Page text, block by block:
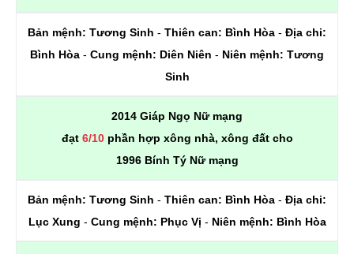
Bản mệnh: Tương Sinh - Thiên can: Bình Hòa - Địa chi:
Bình Hòa - Cung mệnh: Diên Niên - Niên mệnh: Tương
Sinh
2014 Giáp Ngọ Nữ mạng
đạt 6/10phần hợp xông nhà, xông đất cho
1996 Bính Tý Nữ mạng
Bản mệnh: Tương Sinh - Thiên can: Bình Hòa - Địa chi:
Lục Xung - Cung mệnh: Phục Vị - Niên mệnh: Bình Hòa